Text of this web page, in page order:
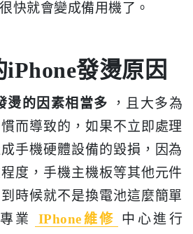
快就會變成備用機了。
發燙原因
燙的因素相當多
，且大多為
而導致的，如果不立即處理
手機硬體設備的毀損，因為
度，手機主機板等其他元件
時候就不是換電池這麼簡單
業
IPhone維修
中心進行